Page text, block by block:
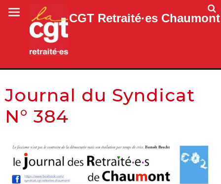
CGT Retraité·es Chaumont
Journal du Syndicat
N° 384